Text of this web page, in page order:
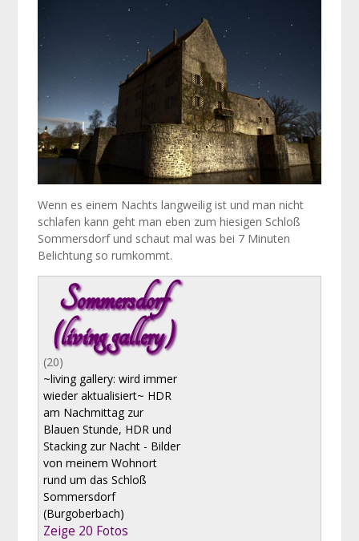
Wenn es einem Nachts langweilig ist und man nicht
schlafen kann geht man eben zum hiesigen Schloß
Sommersdorf und schaut mal was bei 7 Minuten
Belichtung so rumkommt.
Sommersdorf
(living gallery)
(20)
~living gallery: wird immer
wieder aktualisiert~ HDR
am Nachmittag zur
Blauen Stunde, HDR und
Stacking zur Nacht - Bilder
von meinem Wohnort
rund um das Schloß
Sommersdorf
(Burgoberbach)
Zeige 20 Fotos